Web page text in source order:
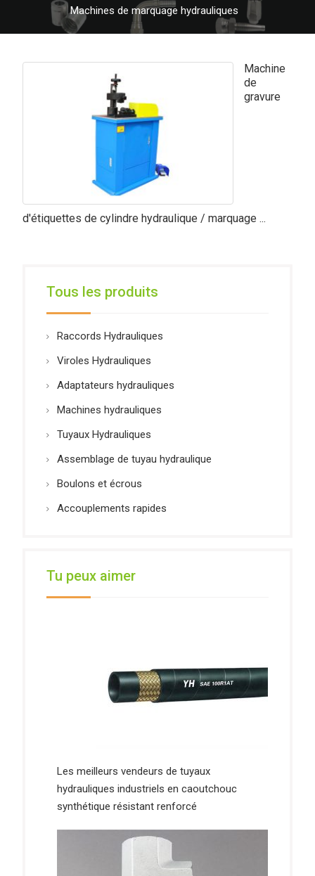
Machines de marquage hydrauliques
Machine
de
gravure
d'étiquettes de cylindre hydraulique / marquage ...
Tous les produits
Raccords Hydrauliques
Viroles Hydrauliques
Adaptateurs hydrauliques
Machines hydrauliques
Tuyaux Hydrauliques
Assemblage de tuyau hydraulique
Boulons et écrous
Accouplements rapides
Tu peux aimer
Les meilleurs vendeurs de tuyaux
hydrauliques industriels en caoutchouc
synthétique résistant renforcé